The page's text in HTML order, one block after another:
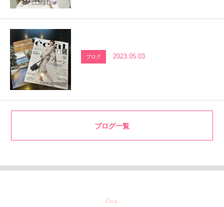
ブログ 2023.05.03
ブログ一覧
Faq